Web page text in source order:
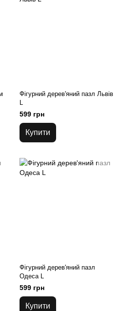
Фігурний дерев'яний пазл Львів
L
599 грн
Купити
Фігурний дерев'яний пазл
Одеса L
599 грн
Купити